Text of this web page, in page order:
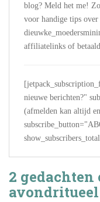
blog? Meld het me!
voor handige tips
affiliatelinks of
nieuwe berichten?"
(afmelden kan altijd
2 gedachten
avondritueel